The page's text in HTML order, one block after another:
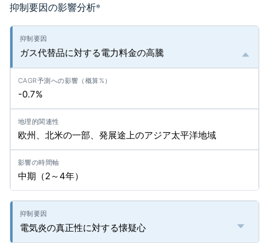
抑制要因の影響分析*
ガス代替品に対する電力料金の高騰
-0.7%
欧州、北米の一部、発展途上のアジア太平洋地域
中期（2～4年）
電気炎の真正性に対する懐疑心